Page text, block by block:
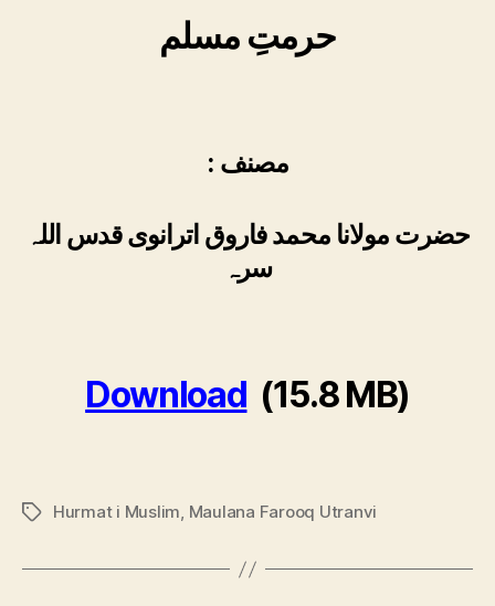
حرمتِ مسلم
: مصنف
حضرت مولانا محمد فاروق اترانوی قدس اللہ
سرہ
Download (15.8 MB)
TagsHurmat i Muslim, Maulana Farooq Utranvi